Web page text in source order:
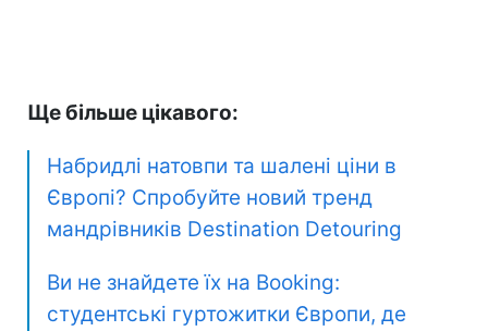
Ще більше цікавого:
Набридлі натовпи та шалені ціни в
Європі? Спробуйте новий тренд
мандрівників Destination Detouring
Ви не знайдете їх на Booking:
студентські гуртожитки Європи, де